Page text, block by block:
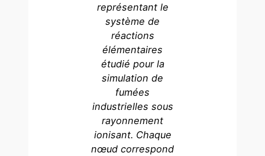
représentant le
système de
réactions
élémentaires
étudié pour la
simulation de
fumées
industrielles sous
rayonnement
ionisant. Chaque
nœud correspond